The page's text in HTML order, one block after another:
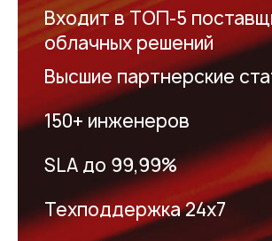
Входит в ТОП-5
облачных решений
Высшие партнерские
150+ инженеров
SLA до 99,99%
Техподдержка 24х7